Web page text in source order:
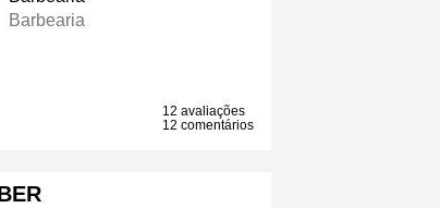
Barbearia
12 avaliações
12 comentários